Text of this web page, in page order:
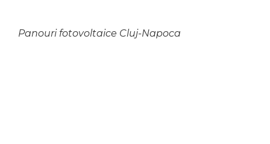
Panouri fotovoltaice Cluj-Napoca